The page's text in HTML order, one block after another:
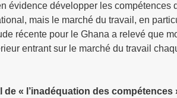
évidence développer les compétences
mais le marché du travail, en
récente pour le Ghana a relevé que
entrant sur le marché du travail
de « l’inadéquation des